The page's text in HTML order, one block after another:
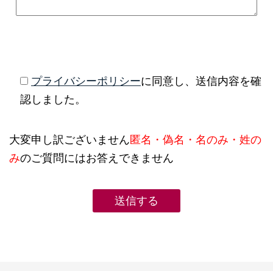
プライバシーポリシーに同意し、送信内容を確
認しました。
大変申し訳ございません匿名・偽名・名のみ・姓の
みのご質問にはお答えできません